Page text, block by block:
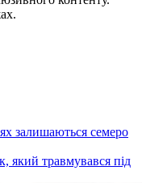
залишаються семеро
який травмувався під